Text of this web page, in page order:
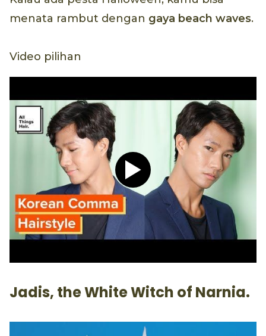
menata rambut dengan gaya beach waves.
Video pilihan
Play video Tutorial Hijab
Jadis, the White Witch of Narnia.